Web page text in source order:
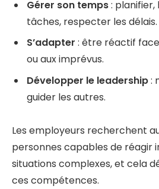
Gérer son temps: planifier,
tâches, respecter les délais.
S’adapter : être réactif
ou aux imprévus.
Développer le leadership:
guider les autres.
Les employeurs recherchent
personnes capables de réagir
situations complexes, et cela
ces compétences.